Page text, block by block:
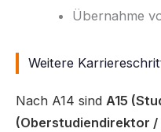
Übernahme
Weitere
Nach A14 sind A15
(Oberstudiendirektor /